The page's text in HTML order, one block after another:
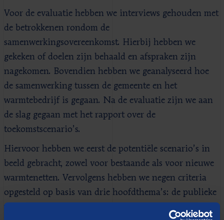
Voor de evaluatie hebben we interviews gehouden met
de betrokkenen rondom de
samenwerkingsovereenkomst. Hierbij hebben we
gekeken of doelen zijn behaald en afspraken zijn
nagekomen. Bovendien hebben we geanalyseerd hoe
de samenwerking tussen de gemeente en het
warmtebedrijf is gegaan. Na de evaluatie zijn we aan
de slag gegaan met het rapport over de
toekomstscenario’s.
Hiervoor hebben we eerst de potentiële scenario’s in
beeld gebracht, zowel voor bestaande als voor nieuwe
warmtenetten. Vervolgens hebben we negen criteria
opgesteld op basis van drie hoofdthema’s: de publieke
waarden, legitimiteit en capaciteit van de gemeente.